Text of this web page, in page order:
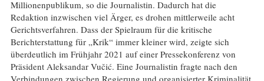
Millionenpublikum, so die Journalistin. Dadurch hat die
Redaktion inzwischen viel Ärger, es drohen mittlerweile acht
Gerichtsverfahren. Dass der Spielraum für die kritische
Berichterstattung für „Krik“ immer kleiner wird, zeigte sich
überdeutlich im Frühjahr 2021 auf einer Pressekonferenz von
Präsident Aleksandar Vučić. Eine Journalistin fragte nach den
Verbindungen zwischen Regierung und organisierter Kriminalität.